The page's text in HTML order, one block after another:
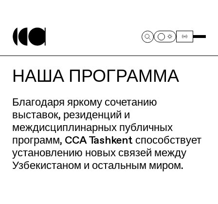
НАША ПРОГРАММА
Благодаря яркому сочетанию
выставок, резиденций и
междисциплинарных публичных
программ, CCA Tashkent способствует
установлению новых связей между
Узбекистаном и остальным миром.